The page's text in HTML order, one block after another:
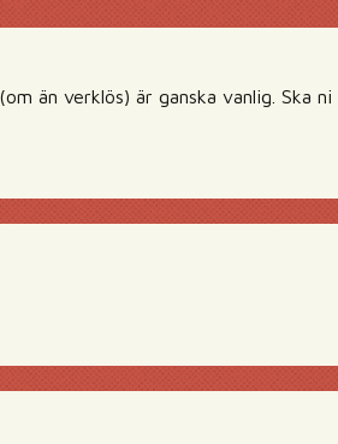
än verklös) är ganska vanlig. Ska ni